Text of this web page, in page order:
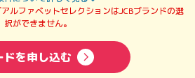
ルファベットセレクションはJCBブランドの選
択ができません。
ドを申し込む